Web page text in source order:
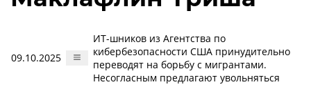
09.10.2025
ИТ-шников из Агентства по
кибербезопасности США принудительно
переводят на борьбу с мигрантами.
Несогласным предлагают увольняться